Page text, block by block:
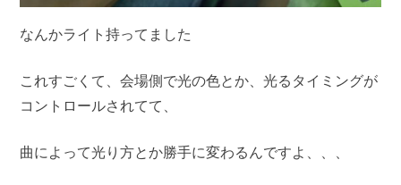
なんかライト持ってました
これすごくて、会場側で光の色とか、光るタイミングが
コントロールされてて、
曲によって光り方とか勝手に変わるんですよ、、、